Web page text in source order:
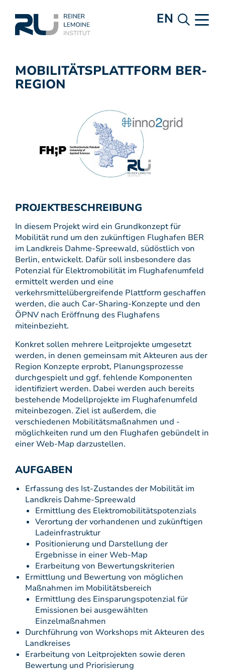
EN
MOBILITÄTSPLATTFORM BER-
REGION
PROJEKTBESCHREIBUNG
In diesem Projekt wird ein Grundkonzept für
Mobilität rund um den zukünftigen Flughafen BER
im Landkreis Dahme-Spreewald, südöstlich von
Berlin, entwickelt. Dafür soll insbesondere das
Potenzial für Elektromobilität im Flughafenumfeld
ermittelt werden und eine
verkehrsmittelübergreifende Plattform geschaffen
werden, die auch Car-Sharing-Konzepte und den
ÖPNV nach Eröffnung des Flughafens
miteinbezieht.
Konkret sollen mehrere Leitprojekte umgesetzt
werden, in denen gemeinsam mit Akteuren aus der
Region Konzepte erprobt, Planungsprozesse
durchgespielt und ggf. fehlende Komponenten
identifiziert werden. Dabei werden auch bereits
bestehende Modellprojekte im Flughafenumfeld
miteinbezogen. Ziel ist außerdem, die
verschiedenen Mobilitätsmaßnahmen und -
möglichkeiten rund um den Flughafen gebündelt in
einer Web-Map darzustellen.
AUFGABEN
Erfassung des Ist-Zustandes der Mobilität im
Landkreis Dahme-Spreewald
Ermittlung des Elektromobilitätspotenzials
Verortung der vorhandenen und zukünftigen
Ladeinfrastruktur
Positionierung und Darstellung der
Ergebnisse in einer Web-Map
Erarbeitung von Bewertungskriterien
Ermittlung und Bewertung von möglichen
Maßnahmen im Mobilitätsbereich
Ermittlung des Einsparungspotenzial für
Emissionen bei ausgewählten
Einzelmaßnahmen
Durchführung von Workshops mit Akteuren des
Landkreises
Erarbeitung von Leitprojekten sowie deren
Bewertung und Priorisierung